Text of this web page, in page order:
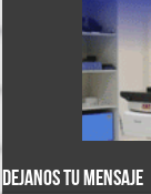
DEJANOS TU MENSAJE